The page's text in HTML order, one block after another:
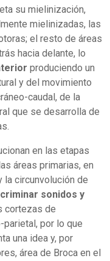
su mielinización,
mielinizadas, las
el resto de áreas
hacia delante, lo
produciendo un
y del movimiento
caudal, de la
que se desarrolla de
en las etapas
áreas primarias, en
la circunvolución de
sonidos y
cortezas de
por lo que
una idea y, por
área de Broca en el